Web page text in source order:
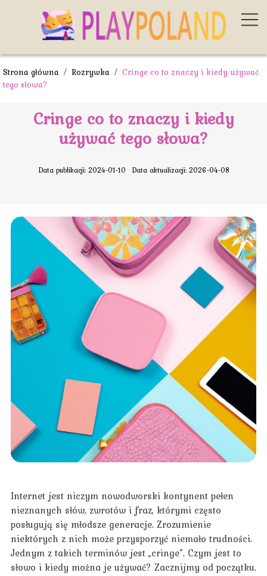
Strona główna / Rozrywka / Cringe co to znaczy i kiedy używać
tego słowa?
Cringe co to znaczy i kiedy
używać tego słowa?
Data publikacji: 2024-01-10 Data aktualizacji: 2026-04-08
Internet jest niczym nowodworski kontynent pełen
nieznanych słów, zwrotów i fraz, którymi często
posługują się młodsze generacje. Zrozumienie
niektórych z nich może przysporzyć niemało trudności.
Jednym z takich terminów jest „cringe”. Czym jest to
słowo i kiedy można je używać? Zacznijmy od początku.